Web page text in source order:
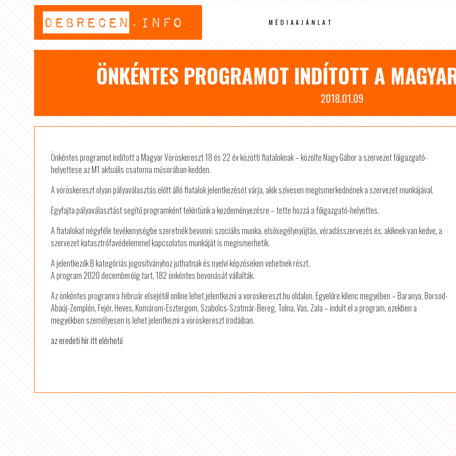
MÉDIAAJÁNLAT
ÖNKÉNTES PROGRAMOT INDÍTOTT A
2018.01.09
Önkéntes programot indított a Magyar Vöröskereszt 18 és 22 év közötti fiataloknak – közölte Nagy Gábor a szervezet főigazgató-
helyettese az M1 aktuális csatorna műsorában kedden.
A vöröskereszt olyan pályaválasztás előtt álló fiatalok jelentkezését várja, akik szívesen megismerkednének a szervezet munkájával.
Egyfajta pályaválasztást segítő programként tekintünk a kezdeményezésre – tette hozzá a főigazgató-helyettes.
A fiatalokat négyféle tevékenységbe szeretnék bevonni: szociális munka, elsősegélynyújtás, véradásszervezés és, akiknek van kedve, a
szervezet katasztrófavédelemmel kapcsolatos munkáját is megismerhetik.
A jelentkezők B kategóriás jogosítványhoz juthatnak és nyelvi képzéseken vehetnek részt.
A program 2020 decemberéig tart, 182 önkéntes bevonását vállalták.
Az önkéntes programra február elsejétől online lehet jelentkezni a voroskereszt.hu oldalon. Egyelőre kilenc megyében – Baranya, Borsod-
Abaúj-Zemplén, Fejér, Heves, Komárom-Esztergom, Szabolcs-Szatmár-Bereg, Tolna, Vas, Zala – indult el a program, ezekben a
megyékben személyesen is lehet jelentkezni a vöröskereszt irodáiban.
az eredeti hír itt elérhető